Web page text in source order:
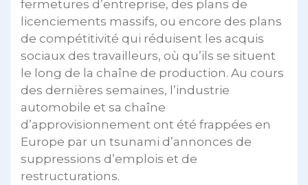
fermetures d’entreprise, des plans de
licenciements massifs, ou encore des plans
de compétitivité qui réduisent les acquis
sociaux des travailleurs, où qu’ils se situent
le long de la chaîne de production. Au cours
des dernières semaines, l’industrie
automobile et sa chaîne
d’approvisionnement ont été frappées en
Europe par un tsunami d’annonces de
suppressions d’emplois et de
restructurations.